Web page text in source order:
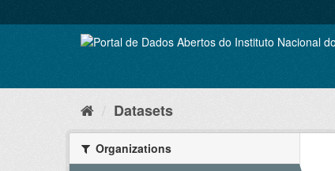
to
Datasets
Organizations